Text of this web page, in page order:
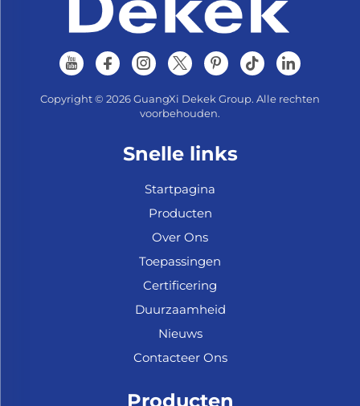
Copyright © 2026 GuangXi Dekek Group. Alle rechten
voorbehouden.
Snelle links
Startpagina
Producten
Over Ons
Toepassingen
Certificering
Duurzaamheid
Nieuws
Contacteer Ons
Producten